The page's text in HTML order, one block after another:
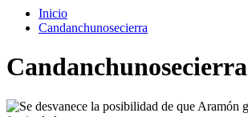
Inicio
Candanchunosecierra
Candanchunosecierra